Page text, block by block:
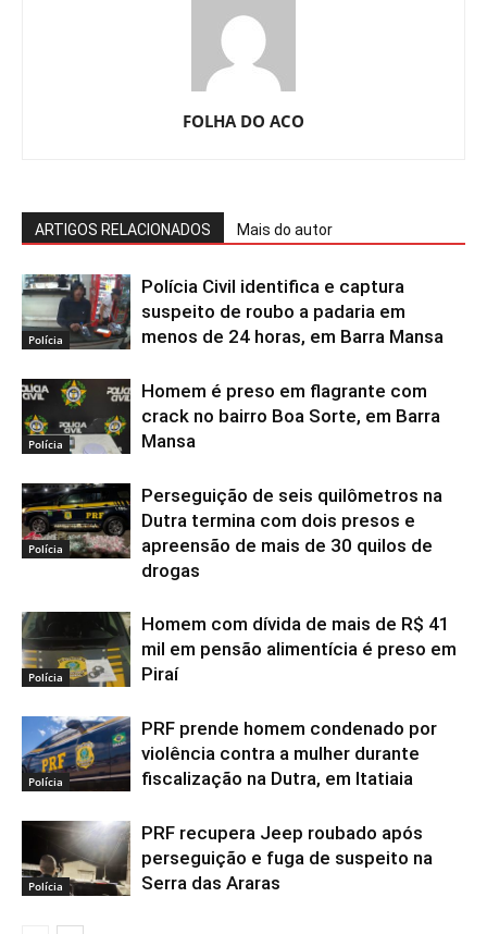
FOLHA DO ACO
ARTIGOS RELACIONADOS Mais do autor
Polícia
Polícia Civil identifica e captura
suspeito de roubo a padaria em
menos de 24 horas, em Barra Mansa
Polícia
Homem é preso em flagrante com
crack no bairro Boa Sorte, em Barra
Mansa
Polícia
Perseguição de seis quilômetros na
Dutra termina com dois presos e
apreensão de mais de 30 quilos de
drogas
Polícia
Homem com dívida de mais de R$ 41
mil em pensão alimentícia é preso em
Piraí
Polícia
PRF prende homem condenado por
violência contra a mulher durante
fiscalização na Dutra, em Itatiaia
Polícia
PRF recupera Jeep roubado após
perseguição e fuga de suspeito na
Serra das Araras